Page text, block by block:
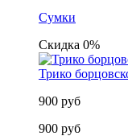
Сумки
Скидка 0%
Трико
900 руб
900 руб